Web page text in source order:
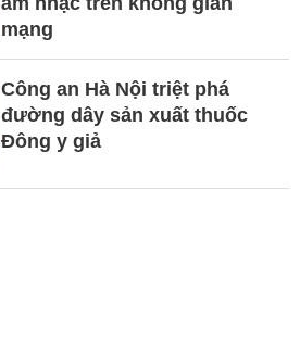
mạng
Công an Hà Nội triệt phá
đường dây sản xuất thuốc
Đông y giả